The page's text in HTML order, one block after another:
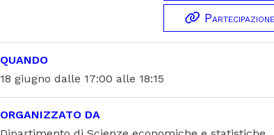
Partecipazione
QUANDO
18 giugno dalle 17:00 alle 18:15
ORGANIZZATO DA